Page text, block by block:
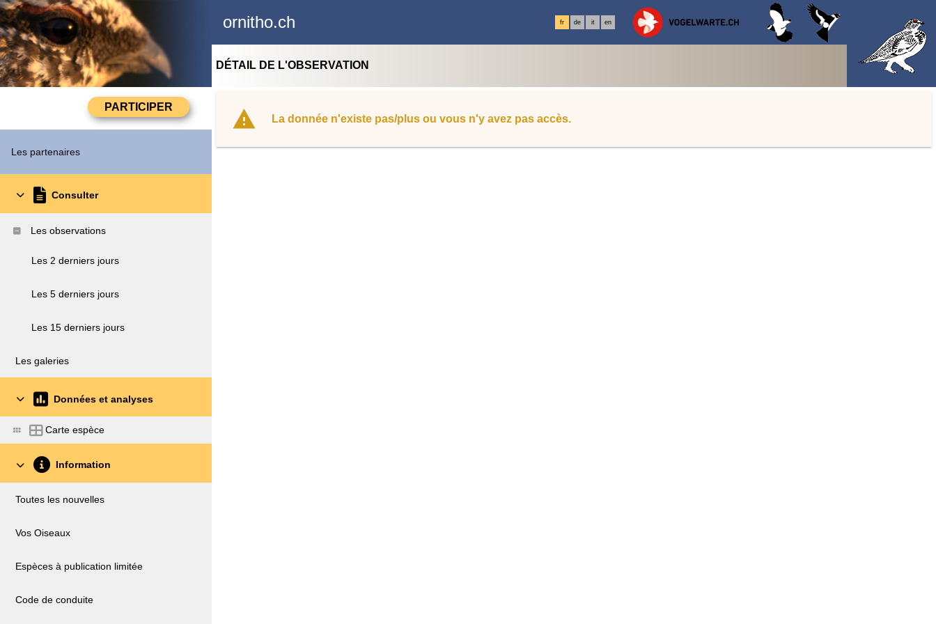
ornitho.ch fr de it en
Les partenaires
Consulter
Les observations
Les 2 derniers jours
Les 5 derniers jours
Les 15 derniers jours
Les galeries
Données et analyses
Carte espèce
Information
Toutes les nouvelles
Vos Oiseaux
Espèces à publication limitée
Code de conduite
DÉTAIL DE L'OBSERVATION
La donnée n'existe pas/plus ou vous n'y avez pas accès.